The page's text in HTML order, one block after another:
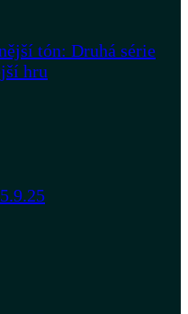
tón: Druhá série
hru